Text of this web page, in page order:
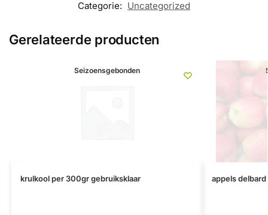
Categorie: Uncategorized
Gerelateerde producten
Seizoensgebonden
krulkool per 300gr gebruiksklaar appels